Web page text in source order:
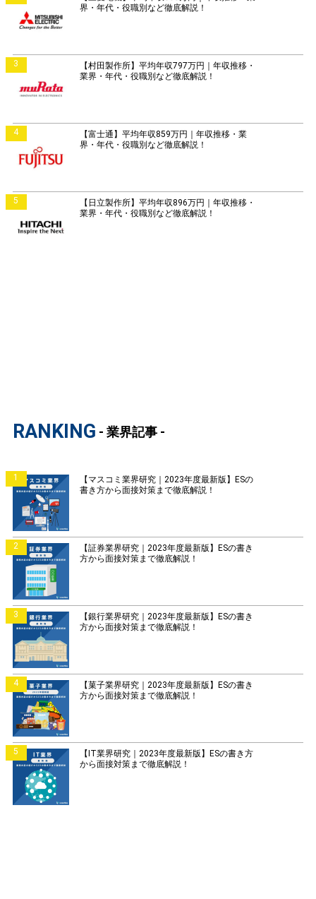
界・年代・役職別など徹底解説！
3
【村田製作所】平均年収797万円｜年収推移・
業界・年代・役職別など徹底解説！
4
【富士通】平均年収859万円｜年収推移・業
界・年代・役職別など徹底解説！
5
【日立製作所】平均年収896万円｜年収推移・
業界・年代・役職別など徹底解説！
RANKING - 業界記事 -
1
【マスコミ業界研究｜2023年度最新版】ESの
書き方から面接対策まで徹底解説！
2
【証券業界研究｜2023年度最新版】ESの書き
方から面接対策まで徹底解説！
3
【銀行業界研究｜2023年度最新版】ESの書き
方から面接対策まで徹底解説！
4
【菓子業界研究｜2023年度最新版】ESの書き
方から面接対策まで徹底解説！
5
【IT業界研究｜2023年度最新版】ESの書き方
から面接対策まで徹底解説！